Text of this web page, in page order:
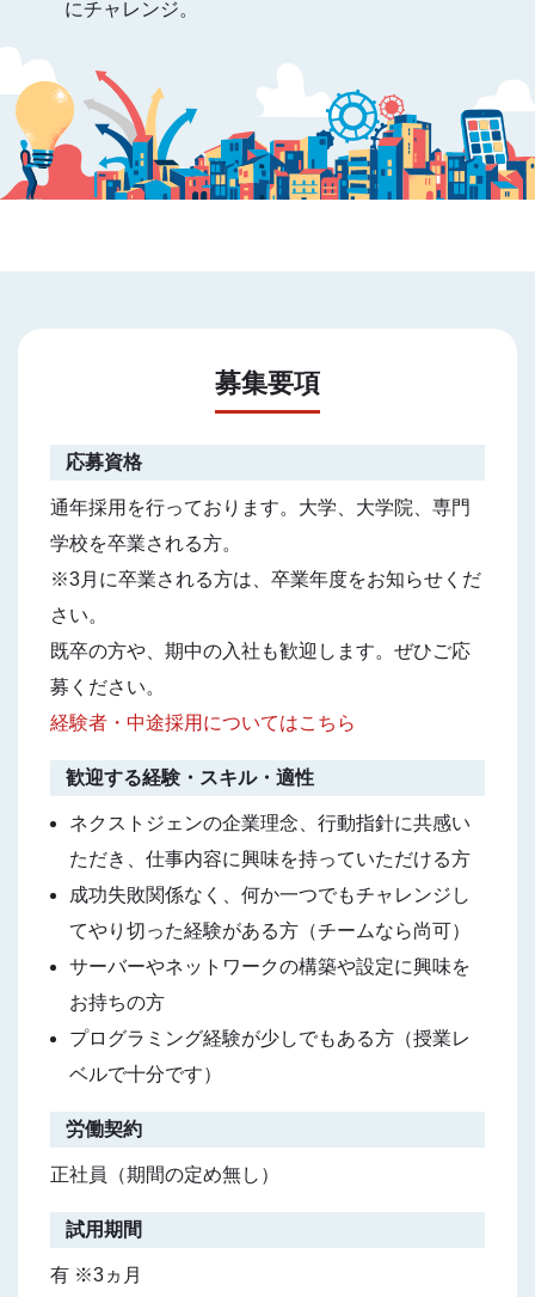
にチャレンジ。
募集要項
応募資格
通年採用を行っております。大学、大学院、専門
学校を卒業される方。
※3月に卒業される方は、卒業年度をお知らせくだ
さい。
既卒の方や、期中の入社も歓迎します。ぜひご応
募ください。
経験者・中途採用についてはこちら
歓迎する経験・スキル・適性
ネクストジェンの企業理念、行動指針に共感い
ただき、仕事内容に興味を持っていただける方
成功失敗関係なく、何か一つでもチャレンジし
てやり切った経験がある方（チームなら尚可）
サーバーやネットワークの構築や設定に興味を
お持ちの方
プログラミング経験が少しでもある方（授業レ
ベルで十分です）
労働契約
正社員（期間の定め無し）
試用期間
有 ※3ヵ月